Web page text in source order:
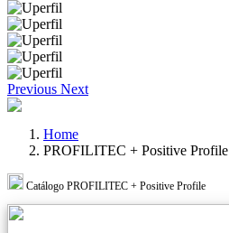
Previous Next
Home
PROFILITEC + Positive Profile
Catálogo PROFILITEC + Positive Profile